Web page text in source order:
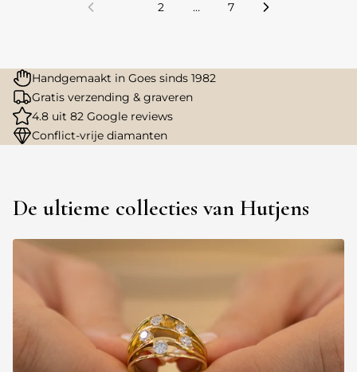
2 … 7
Handgemaakt in Goes sinds 1982
Gratis verzending & graveren
4.8 uit 82 Google reviews
Conflict-vrije diamanten
De ultieme collecties van Hutjens